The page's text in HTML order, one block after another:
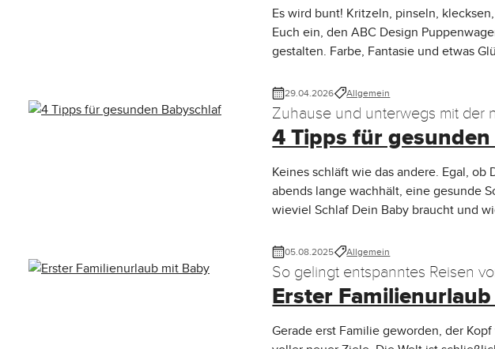
Es wird bunt! Kritzeln, pinseln,
Euch ein, den ABC Design
gestalten. Farbe, Fantasie und etwas
29.04.2026 Allgemein
Zuhause und unterwegs mit der
Matratze
4 Tipps für
Keines schläft wie das andere. Egal,
abends lange wachhält, eine gesunde
wieviel Schlaf Dein Baby braucht und
05.08.2025 Allgemein
So gelingt entspanntes Reisen
Erster
Gerade erst Familie geworden, der